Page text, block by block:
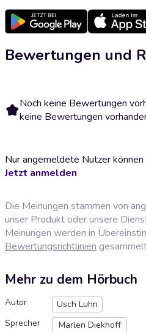
Bewertungen und
Noch keine Bewertungen
keine Bewertungen
Nur angemeldete Nutzer
Jetzt anmelden
Die Meinungen stammen von
unser Produkt oder unsere
Meinungen werden in
Bewertungsrichtlinien
Mehr zu dem Hörbuch
Autor
Usch Luhn
Sprecher
Marlen Diekhoff